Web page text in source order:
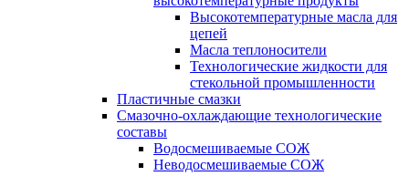
Высокотемпературные масла для
цепей
Масла теплоносители
Технологические жидкости для
стекольной промышленности
Пластичные смазки
Смазочно-охлаждающие технологические
составы
Водосмешиваемые СОЖ
Неводосмешиваемые СОЖ